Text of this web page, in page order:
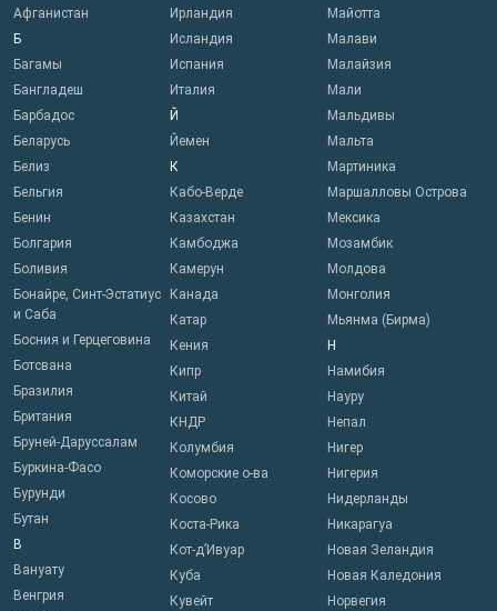
Афганистан
Б
Багамы
Бангладеш
Барбадос
Беларусь
Белиз
Бельгия
Бенин
Болгария
Боливия
Бонайре, Синт-Эстатиус
и Саба
Босния и Герцеговина
Ботсвана
Бразилия
Британия
Бруней-Даруссалам
Буркина-Фасо
Бурунди
Бутан
В
Вануату
Венгрия
Ирландия
Исландия
Испания
Италия
Й
Йемен
К
Кабо-Верде
Казахстан
Камбоджа
Камерун
Канада
Катар
Кения
Кипр
Китай
КНДР
Колумбия
Коморские о-ва
Косово
Коста-Рика
Кот-д’Ивуар
Куба
Кувейт
Майотта
Малави
Малайзия
Мали
Мальдивы
Мальта
Мартиника
Маршалловы Острова
Мексика
Мозамбик
Молдова
Монголия
Мьянма (Бирма)
Н
Намибия
Науру
Непал
Нигер
Нигерия
Нидерланды
Никарагуа
Новая Зеландия
Новая Каледония
Норвегия